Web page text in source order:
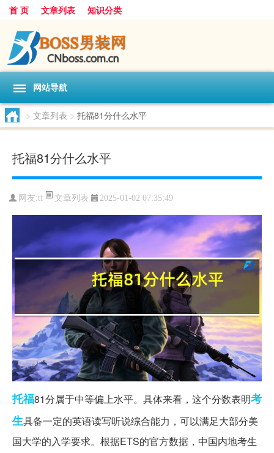
首 页 文章列表 知识分类
网站导航
> 文章列表 > 托福81分什么水平
托福81分什么水平
网友:tf 文章列表 2025-01-02 07:35:49
托福81分属于中等偏上水平。具体来看，这个分数表明考
生具备一定的英语读写听说综合能力，可以满足大部分美
国大学的入学要求。根据ETS的官方数据，中国内地考生